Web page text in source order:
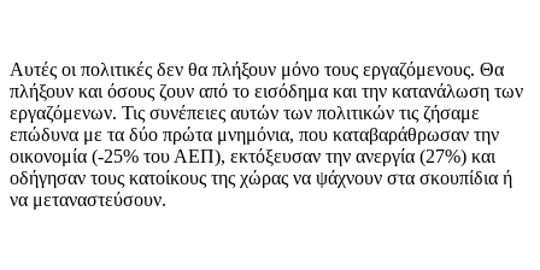
Αυτές οι πολιτικές δεν θα πλήξουν μόνο τους εργαζόμενους. Θα
πλήξουν και όσους ζουν από το εισόδημα και την κατανάλωση των
εργαζόμενων. Τις συνέπειες αυτών των πολιτικών τις ζήσαμε
επώδυνα με τα δύο πρώτα μνημόνια, που καταβαράθρωσαν την
οικονομία (-25% του ΑΕΠ), εκτόξευσαν την ανεργία (27%) και
οδήγησαν τους κατοίκους της χώρας να ψάχνουν στα σκουπίδια ή
να μεταναστεύσουν.